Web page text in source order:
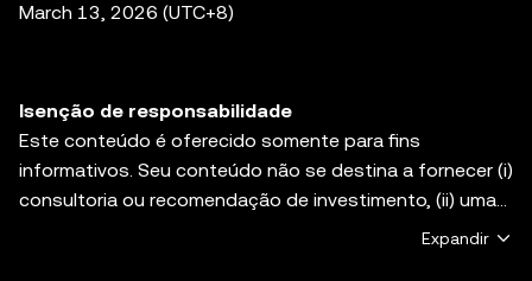
March 13, 2026 (UTC+8)
Isenção de responsabilidade
Este conteúdo é oferecido somente para fins
informativos. Seu conteúdo não se destina a fornecer (i)
consultoria ou recomendação de investimento, (ii) uma
oferta ou solicitação ou incentivo para comprar, vender
Expandir